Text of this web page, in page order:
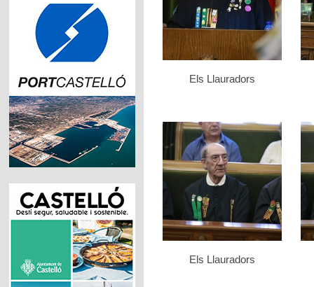
Els Llauradors
Els Llauradors